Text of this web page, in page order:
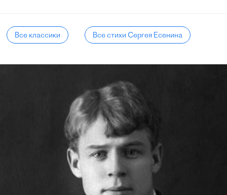
Все классики Все стихи Сергея Есенина